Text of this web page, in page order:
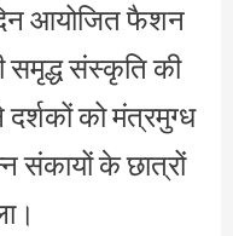
आयोजित फैशन
समृद्ध संस्कृति की
को मंत्रमुग्ध
संकायों के छात्रों